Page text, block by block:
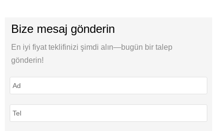
Bize mesaj gönderin
En iyi fiyat teklifinizi şimdi alın—bugün bir talep
gönderin!